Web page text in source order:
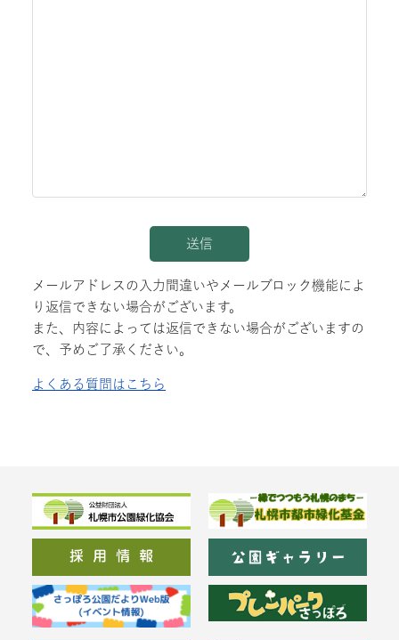
メールアドレスの入力間違いやメールブロック機能によ
り返信できない場合がございます。
また、内容によっては返信できない場合がございますの
で、予めご了承ください。
よくある質問はこちら